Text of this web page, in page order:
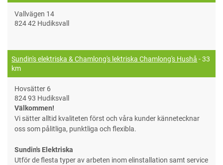
Vallvägen 14
824 42 Hudiksvall
Sundin's elektriska & Chamlong's lektriska Chamlong's Hushå - 33
km
Hovsätter 6
824 93 Hudiksvall
Välkommen!
Vi sätter alltid kvaliteten först och våra kunder kännetecknar
oss som pålitliga, punktliga och flexibla.
Sundin's Elektriska
Utför de flesta typer av arbeten inom elinstallation samt service